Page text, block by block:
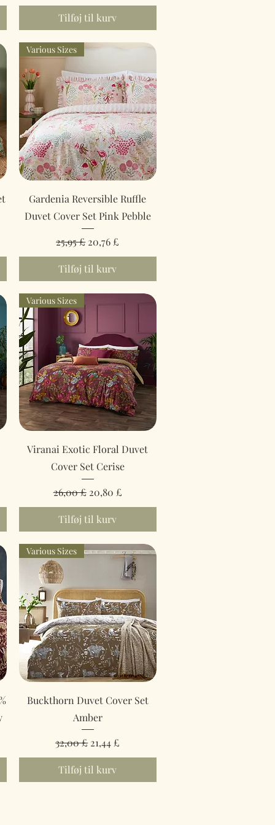
Tilføj til kurv
Hurtigvisning
Various Sizes
Gardenia Reversible Ruffle
Duvet Cover Set Pink Pebble
Regulær pris
25,95 £ Salgspris
20,76 £
Tilføj til kurv
Hurtigvisning
Various Sizes
Viranai Exotic Floral Duvet
Cover Set Cerise
Regulær pris
26,00 £ Salgspris
20,80 £
Tilføj til kurv
Hurtigvisning
Various Sizes
Buckthorn Duvet Cover Set
Amber
Regulær pris
32,00 £ Salgspris
21,44 £
Tilføj til kurv